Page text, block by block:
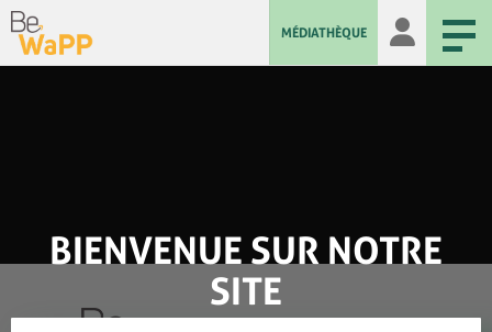
MÉDIATHÈQUE
BIENVENUE SUR NOTRE
SITE